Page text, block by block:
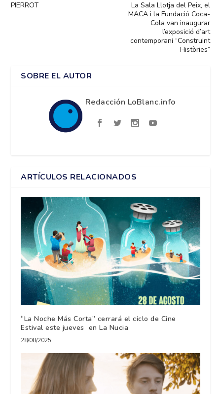
PIERROT
La Sala Llotja del Peix, el
MACA i la Fundació Coca-
Cola van inaugurar
l’exposició d’art
contemporani “Construint
Històries”
SOBRE EL AUTOR
Redacción LoBlanc.info
ARTÍCULOS RELACIONADOS
“La Noche Más Corta” cerrará el ciclo de Cine
Estival este jueves en La Nucia
28/08/2025